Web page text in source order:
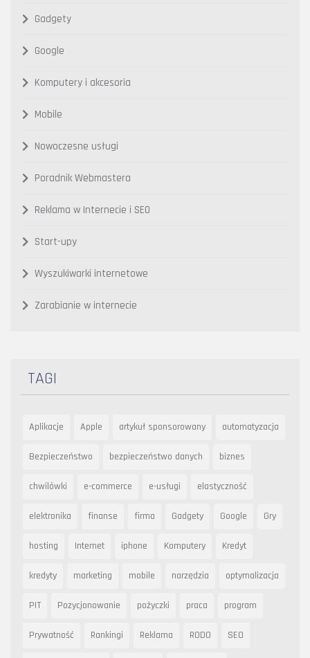
Gadgety
Google
Komputery i akcesoria
Mobile
Nowoczesne usługi
Poradnik Webmastera
Reklama w Internecie i SEO
Start-upy
Wyszukiwarki internetowe
Zarabianie w internecie
TAGI
Aplikacje Apple artykuł sponsorowany automatyzacja
Bezpieczeństwo bezpieczeństwo danych biznes
chwilówki e-commerce e-usługi elastyczność
elektronika finanse firma Gadgety Google Gry
hosting Internet iphone Komputery Kredyt
kredyty marketing mobile narzędzia optymalizacja
PIT Pozycjonowanie pożyczki praca program
Prywatność Rankingi Reklama RODO SEO